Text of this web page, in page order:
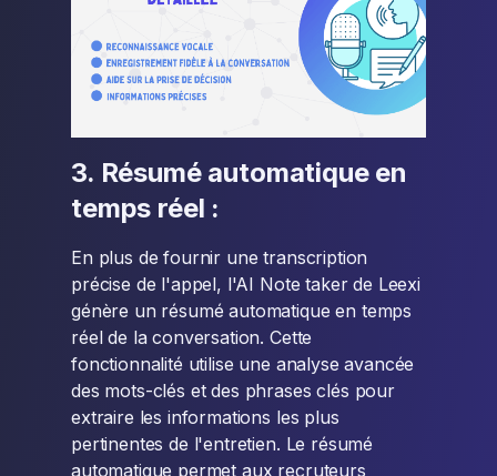
3. Résumé automatique en
temps réel :
En plus de fournir une transcription
précise de l'appel, l'AI Note taker de Leexi
génère un résumé automatique en temps
réel de la conversation. Cette
fonctionnalité utilise une analyse avancée
des mots-clés et des phrases clés pour
extraire les informations les plus
pertinentes de l'entretien. Le résumé
automatique permet aux recruteurs